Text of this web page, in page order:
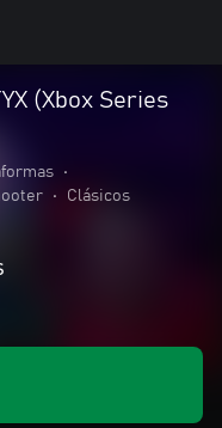
(Xbox Series
•
• Clásicos